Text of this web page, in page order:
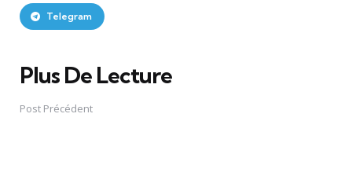
Telegram
Plus De Lecture
Post
navigation
Post Précédent